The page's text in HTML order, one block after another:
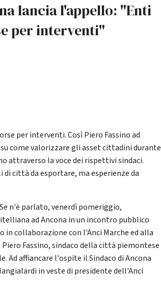
lancia l'appello: "Enti
per interventi"
per interventi. Così Piero Fassino ad
come valorizzare gli asset cittadini durante
attraverso la voce dei rispettivi sindaci.
di città da esportare, ma esperienze da
n'è parlato, venerdì pomeriggio,
ad Ancona in un incontro pubblico
in collaborazione con l'Anci Marche ed alla
Fassino, sindaco della città piemontese
Ad affiancare l'ospite il Sindaco di Ancona
in veste di presidente dell'Anci